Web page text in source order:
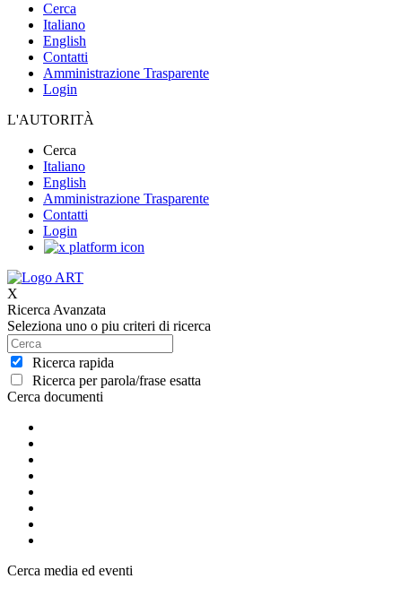
Cerca
Italiano
English
Contatti
Amministrazione Trasparente
Login
L'AUTORITÀ
Cerca
Italiano
English
Amministrazione Trasparente
Contatti
Login
X
Ricerca Avanzata
Seleziona uno o piu criteri di ricerca
Ricerca rapida
Ricerca per parola/frase esatta
Cerca documenti
Cerca media ed eventi